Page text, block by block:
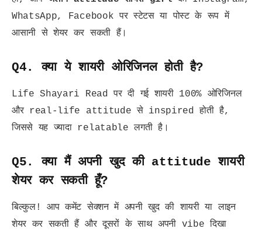
WhatsApp, Facebook पर स्टेटस या पोस्ट के रूप में
आसानी से शेयर कर सकती हैं।
Q4. क्या ये शायरी ओरिजिनल होती है?
Life Shayari Read पर दी गई शायरी 100% ओरिजिनल
और real-life attitude से inspired होती है,
जिससे यह ज्यादा relatable लगती है।
Q5. क्या मैं अपनी खुद की attitude शायरी
शेयर कर सकती हूँ?
बिल्कुल! आप कमेंट सेक्शन में अपनी खुद की शायरी या लाइन
शेयर कर सकती हैं और दूसरों के साथ अपनी vibe दिखा